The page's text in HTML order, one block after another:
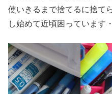
使いきるまで捨てるに捨て
し始めて近頃困っています